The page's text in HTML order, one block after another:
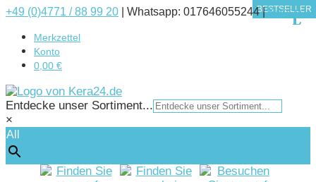
+49 (0)4771 / 88 99 20 Whatsapp: 017646055244 |Kontakt
Merkzettel
Konto
0,00 €
Entdecke unser Sortiment...
×
All
BESTSELLER
BESTSELLER
BESTSELLER